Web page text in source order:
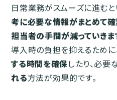
日常業務がスムーズに進むと
考に必要な情報がまとめて
担当者の手間が減っていきま
導入時の負担を抑えるため
する時間を確保したり、必要
れる方法が効果的です。